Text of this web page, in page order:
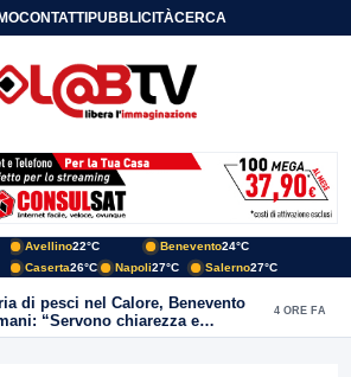
CONTATTIPUBBLICITÀCERCA
Avellino22°C Benevento24°C
Caserta26°C Napoli27°C Salerno27°C
di pesci nel Calore, Benevento
“Servono chiarezza e
sulla gestione
4 ORE FA